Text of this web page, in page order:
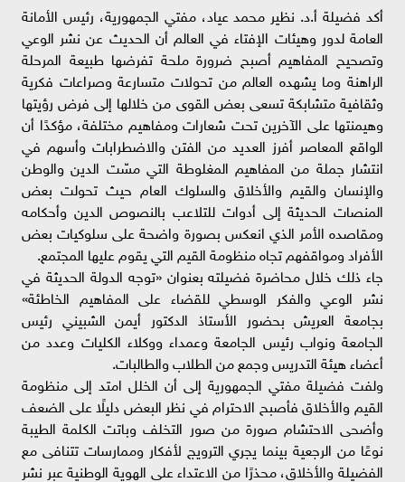
أكد فضيلة أ.د. نظير محمد عياد، مفتي الجمهورية، رئيس الأمانة
العامة لدور وهيئات الإفتاء في العالم أن الحديث عن نشر الوعي
وتصحيح المفاهيم أصبح ضرورة ملحة تفرضها طبيعة المرحلة
الراهنة وما يشهده العالم من تحولات متسارعة وصراعات فكرية
وثقافية متشابكة تسعى بعض القوى من خلالها إلى فرض رؤيتها
وهيمنتها على الآخرين تحت شعارات ومفاهيم مختلفة، مؤكدًا أن
الواقع المعاصر أفرز العديد من الفتن والاضطرابات وأسهم في
انتشار جملة من المفاهيم المغلوطة التي مسّت الدين والوطن
والإنسان والقيم والأخلاق والسلوك العام حيث تحولت بعض
المنصات الحديثة إلى أدوات للتلاعب بالنصوص الدين وأحكامه
ومقاصده الأمر الذي انعكس بصورة واضحة على سلوكيات بعض
الأفراد ومواقفهم تجاه منظومة القيم التي يقوم عليها المجتمع.
جاء ذلك خلال محاضرة فضيلته بعنوان «توجه الدولة الحديثة في
نشر الوعي والفكر الوسطي للقضاء على المفاهيم الخاطئة»
بجامعة العريش بحضور الأستاذ الدكتور أيمن الشبيني رئيس
الجامعة ونواب رئيس الجامعة وعمداء ووكلاء الكليات وعدد من
أعضاء هيئة التدريس وجمع من الطلاب والطالبات.
ولفت فضيلة مفتي الجمهورية إلى أن الخلل امتد إلى منظومة
القيم والأخلاق فأصبح الاحترام في نظر البعض دليلًا على الضعف
وأضحى الاحتشام صورة من صور التخلف وباتت الكلمة الطيبة
نوعًا من الرجعية بينما يجري الترويج لأفكار وممارسات تتنافى مع
الفضيلة والأخلاق، محذرًا من الاعتداء على الهوية الوطنية عبر نشر